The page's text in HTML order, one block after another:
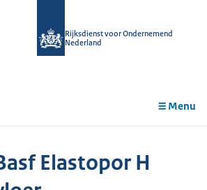
Rijksdienst voor Ondernemend
Nederland
Menu
Elastopor H